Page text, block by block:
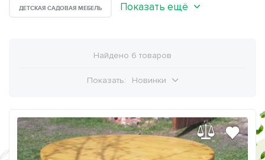
ДЕТСКАЯ САДОВАЯ МЕБЕЛЬ Показать ещё
Найдено 6 товаров
Показать: Новинки